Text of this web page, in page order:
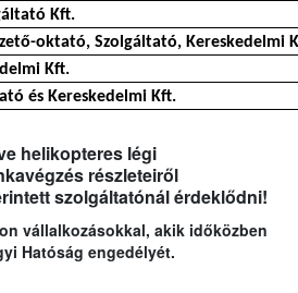
Kft.
oktató, Szolgáltató, Kereskedelmi
Kft.
és Kereskedelmi Kft.
helikopteres légi
részleteiről
szolgáltatónál érdeklődni!
vállalkozásokkal, akik időközben
Hatóság engedélyét.